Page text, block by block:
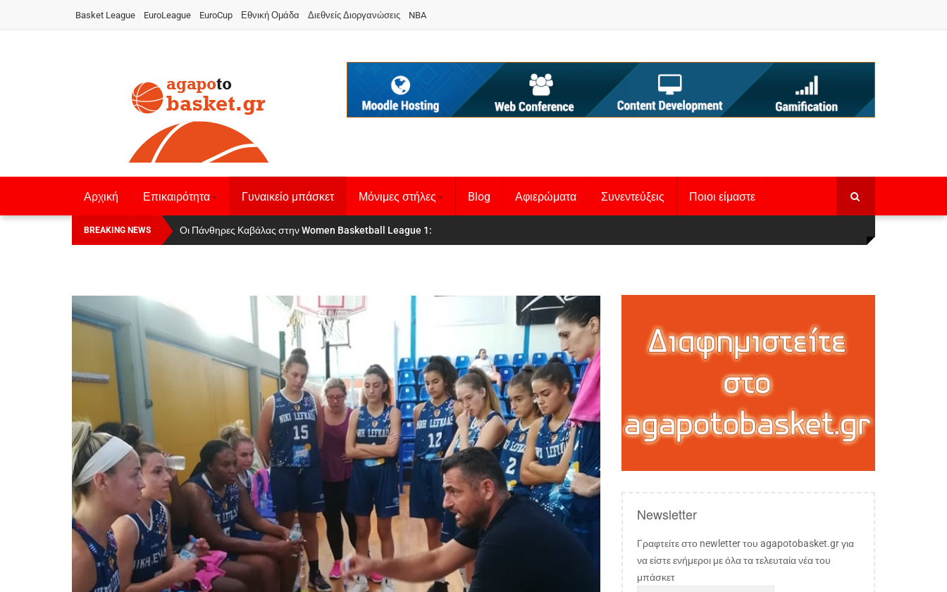
Basket League EuroLeague EuroCup Εθνική Ομάδα Διεθνείς Διοργανώσεις NBA
Αρχική Επικαιρότητα Γυναικείο μπάσκετ Μόνιμες στήλες Blog Αφιερώματα Συνεντεύξεις Ποιοι είμαστε
BREAKING NEWS Οι Πάνθηρες Καβάλας στην Women Basketball League 1
Αναχώρησε για τα Γιάννενα η Εθνική Γυναικών
Newsletter
Γραφτείτε στο newletter του agapotobasket.gr για
να είστε ενήμεροι με όλα τα τελευταία νέα του
μπάσκετ